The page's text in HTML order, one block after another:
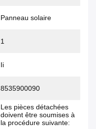
Panneau solaire
1
Ii
8535900090
Les pièces détachées
doivent être soumises à
la procédure suivante: